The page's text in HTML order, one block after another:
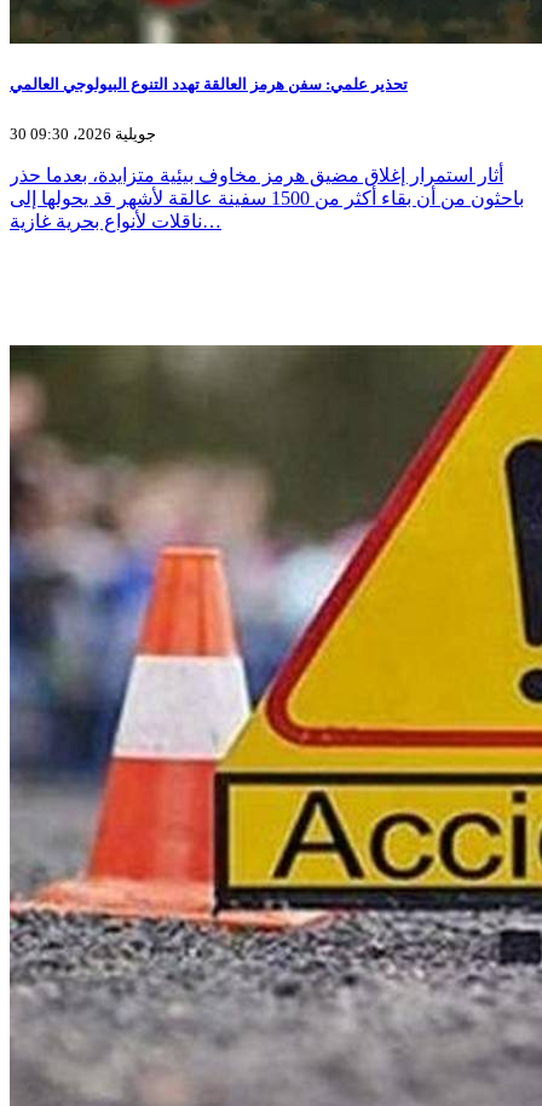
تحذير علمي: سفن هرمز العالقة تهدد التنوع البيولوجي العالمي
30 جويلية 2026، 09:30
أثار استمرار إغلاق مضيق هرمز مخاوف بيئية متزايدة، بعدما حذر
باحثون من أن بقاء أكثر من 1500 سفينة عالقة لأشهر قد يحولها إلى
ناقلات لأنواع بحرية غازية…